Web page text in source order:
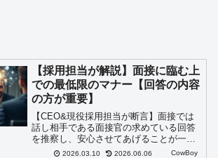
【採用担当が解説】面接に臨む上
での最低限のマナー【回答の内容
の方が重要】
【CEO&現役採用担当が断言】面接では
話し相手である面接官の求めている回答
を推察し、安心させてあげることが一番
のキーポイントです。ですが、最低限守
2026.03.10 2026.06.06 CowBoy